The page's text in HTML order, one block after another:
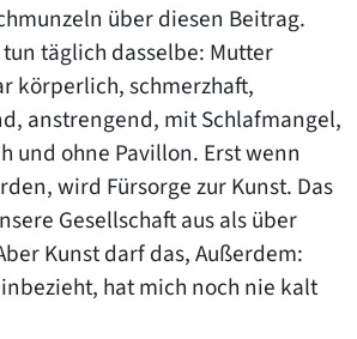
über diesen Beitrag.
täglich dasselbe: Mutter
körperlich, schmerzhaft,
anstrengend, mit Schlafmangel,
und ohne Pavillon. Erst wenn
wird Fürsorge zur Kunst. Das
Gesellschaft aus als über
Kunst darf das, Außerdem:
hat mich noch nie kalt